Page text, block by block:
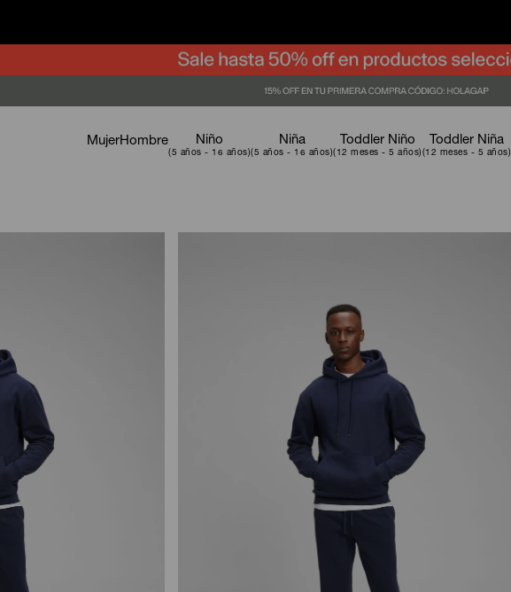
MujerHombre Niño Niña Toddler Niño Toddler Niña